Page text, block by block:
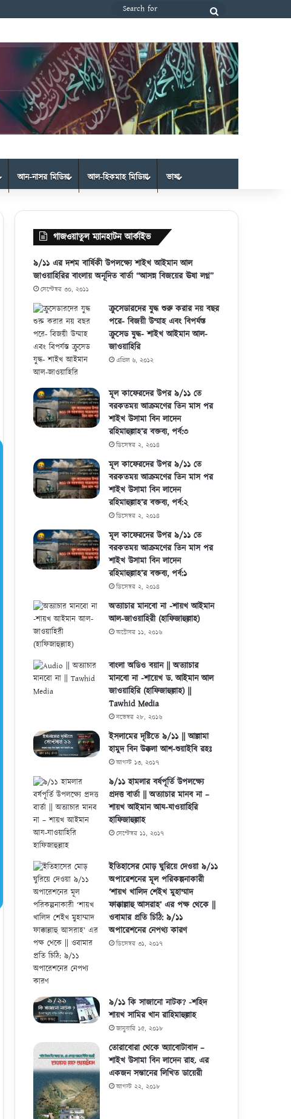
আন-নাসর মিডিয়া আল-হিকমাহ মিডিয়া ভাষা
গাজওয়াতুল ম্যানহাটন আর্কাইভ
৯/১১ এর দশম বার্ষিকী উপলক্ষ্যে শাইখ আইমান আল
জাওয়াহিরির বাংলায় অনূদিত বার্তা “আসন্ন বিজয়ের ঊষা লগ্ন”
সেপ্টেম্বর ৩০, ২০১১
ক্রুসেডারদের যুদ্ধ শুরু করার নয় বছর
পরে- বিজয়ী উম্মাহ এবং বিপর্যস্ত
ক্রুসেড যুদ্ধ- শাইখ আইমান আল-
জাওয়াহিরি
এপ্রিল ৬, ২০১২
মূল কাফেরদের উপর ৯/১১ তে
বরকতময় আক্রমণের তিন মাস পর
শাইখ উসামা বিন লাদেন
রহিমাহুল্লাহ’র বক্তব্য, পর্ব:৩
ডিসেম্বর ২, ২০১৪
মূল কাফেরদের উপর ৯/১১ তে
বরকতময় আক্রমণের তিন মাস পর
শাইখ উসামা বিন লাদেন
রহিমাহুল্লাহ’র বক্তব্য, পর্ব:২
ডিসেম্বর ২, ২০১৪
মূল কাফেরদের উপর ৯/১১ তে
বরকতময় আক্রমণের তিন মাস পর
শাইখ উসামা বিন লাদেন
রহিমাহুল্লাহ’র বক্তব্য, পর্ব:১
ডিসেম্বর ২, ২০১৪
অত্যাচার মানবো না -শায়খ আইমান
আল-জাওয়াহিরী (হাফিজাহুল্লাহ)
অক্টোবর ১১, ২০১৬
বাংলা অডিও বয়ান || অত্যাচার
মানবো না -শায়েখ ড. আইমান আল
জাওয়াহিরি (হাফিজাহুল্লাহ) ||
Tawhid Media
নভেম্বর ২৮, ২০১৬
ইসলামের দৃষ্টিতে ৯/১১ || আল্লামা
হামুদ বিন উক্কলা আশ-শুয়াইবি রহঃ
আগস্ট ১৩, ২০১৭
৯/১১ হামলার বর্ষপূর্তি উপলক্ষ্যে
প্রদত্ত বার্তা || অত্যাচার মানব না –
শায়খ আইমান আয-যাওয়াহিরি
হাফিজাহুল্লাহ
সেপ্টেম্বর ১১, ২০১৭
ইতিহাসের মোড় ঘুরিয়ে দেওয়া ৯/১১
অপারেশনের মূল পরিকল্পনাকারী
‘শায়খ খালিদ শেইখ মুহাম্মাদ
ফাক্কাল্লাহু আসরাহ’ এর পক্ষ থেকে ||
ওবামার প্রতি চিঠি: ৯/১১
অপারেশনের নেপথ্য কারণ
ডিসেম্বর ৩১, ২০১৭
৯/১১ কি সাজানো নাটক? -শহিদ
শায়খ সামির খান রাহিমাহুল্লাহ
জানুয়ারি ১৫, ২০১৮
তোরাবোরা থেকে অ্যাবোটাবাদ –
শাইখ উসামা বিন লাদেন রাহ. এর
একজন সন্তানের লিখিত ডায়েরী
আগস্ট ২২, ২০১৮